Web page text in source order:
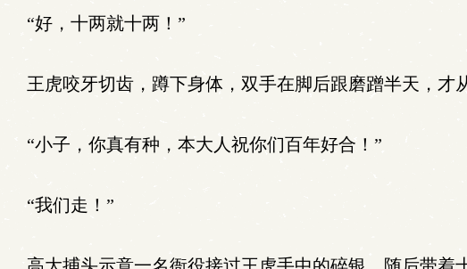
“好，十两就十两！”
王虎咬牙切齿，蹲下身体，双手在脚后跟磨蹭半天，才
“小子，你真有种，本大人祝你们百年好合！”
“我们走！”